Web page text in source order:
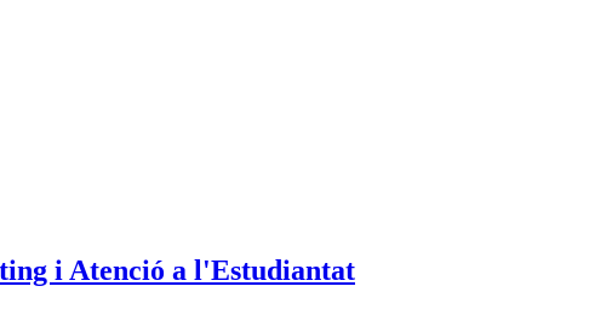
i Atenció a l'Estudiantat